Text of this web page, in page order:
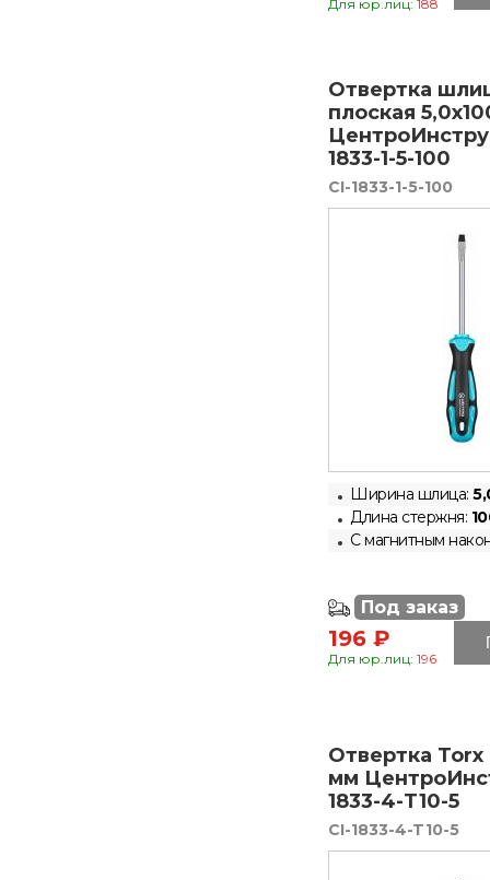
Для юр.лиц: 188
Отвертка
плоская
1833-1-5-100
CI-1833-1-5-100
Ширина шлица:
Длина стержня:
С магнитным
Под заказ
196 ₽
Для юр.лиц: 196
Отвертка Torx
мм
1833-4-T10-5
CI-1833-4-T10-5